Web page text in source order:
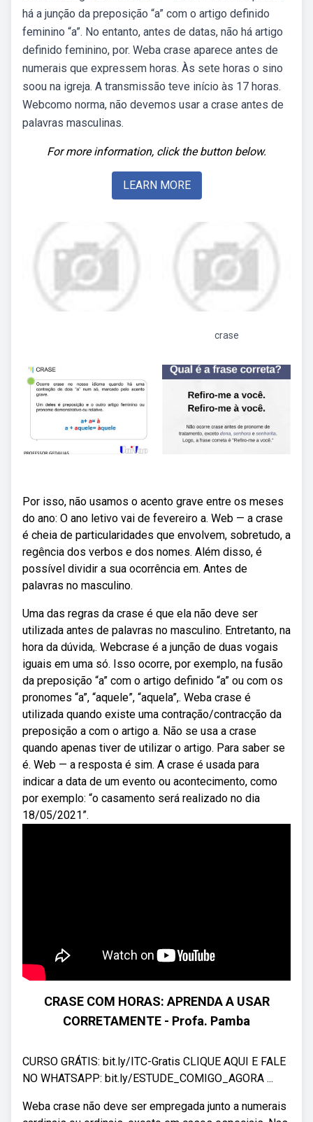
há a junção da preposição “a” com o artigo definido
feminino “a”. No entanto, antes de datas, não há artigo
definido feminino, por. Weba crase aparece antes de
numerais que expressem horas. Às sete horas o sino
soou na igreja. A transmissão teve início às 17 horas.
Webcomo norma, não devemos usar a crase antes de
palavras masculinas.
For more information, click the button below.
LEARN MORE
crase
Por isso, não usamos o acento grave entre os meses
do ano: O ano letivo vai de fevereiro a. Web — a crase
é cheia de particularidades que envolvem, sobretudo, a
regência dos verbos e dos nomes. Além disso, é
possível dividir a sua ocorrência em. Antes de
palavras no masculino.
Uma das regras da crase é que ela não deve ser
utilizada antes de palavras no masculino. Entretanto, na
hora da dúvida,. Webcrase é a junção de duas vogais
iguais em uma só. Isso ocorre, por exemplo, na fusão
da preposição “a” com o artigo definido “a” ou com os
pronomes “a”, “aquele”, “aquela”,. Weba crase é
utilizada quando existe uma contração/contracção da
preposição a com o artigo a. Não se usa a crase
quando apenas tiver de utilizar o artigo. Para saber se
é. Web — a resposta é sim. A crase é usada para
indicar a data de um evento ou acontecimento, como
por exemplo: “o casamento será realizado no dia
18/05/2021”.
CRASE COM HORAS: APRENDA A USAR
CORRETAMENTE - Profa. Pamba
CURSO GRÁTIS: bit.ly/ITC-Gratis CLIQUE AQUI E FALE
NO WHATSAPP: bit.ly/ESTUDE_COMIGO_AGORA ...
Weba crase não deve ser empregada junto a numerais